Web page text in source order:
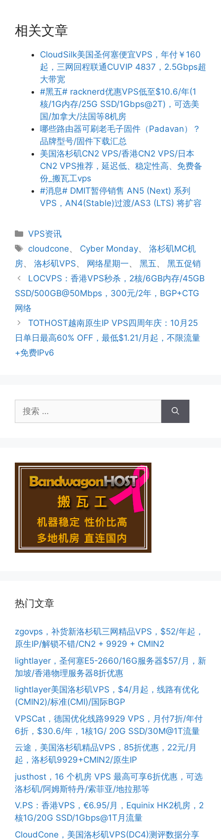
相关文章
CloudSilk美国圣何塞便宜VPS，年付￥160
起，三网回程联通CUVIP 4837，2.5Gbps超
大带宽
#黑五# racknerd优惠VPS低至$10.6/年(1
核/1G内存/25G SSD/1Gbps@2T)，可选美
国/加拿大/法国等8机房
哪些路由器可刷老毛子固件（Padavan）？
品牌型号/固件下载汇总
美国洛杉矶CN2 VPS/香港CN2 VPS/日本
CN2 VPS推荐，延迟低、稳定性高、免费备
份_搬瓦工vps
#消息# DMIT暂停销售 AN5 (Next) 系列
VPS，AN4(Stable)过渡/AS3 (LTS) 将扩容
分
类
VPS资讯
标
签
cloudcone、 Cyber Monday、洛杉矶MC机
房、 洛杉矶VPS、 网络星期一、 黑五、 黑五促销
LOCVPS：香港VPS秒杀，2核/6GB内存/45GB
SSD/500GB@50Mbps，300元/2年，BGP+CTG
网络
TOTHOST越南原生IP VPS四周年庆：10月25
日单日最高60% OFF，最低$1.21/月起，不限流量
+免费IPv6
索：
热门文章
zgovps，补货新洛杉矶三网精品VPS，$52/年起，
原生IP/解锁不错/CN2 + 9929 + CMIN2
lightlayer，圣何塞E5-2660/16G服务器$57/月，新
加坡/香港物理服务器8折优惠
lightlayer美国洛杉矶VPS，$4/月起，线路有优化
(CMIN2)/标准(CMI)/国际BGP
VPSCat，德国优化线路9929 VPS，月付7折/年付
6折，$30.6/年，1核1G/ 20G SSD/30M@1T流量
云途，美国洛杉矶精品VPS，85折优惠，22元/月
起，洛杉矶9929+CMIN2/原生IP
justhost，16 个机房 VPS 最高可享6折优惠，可选
洛杉矶/阿姆斯特丹/索菲亚/地拉那等
V.PS：香港VPS，€6.95/月，Equinix HK2机房，2
核1G/20G SSD/1Gbps@1T月流量
CloudCone，美国洛杉矶VPS(DC4)测评数据分享